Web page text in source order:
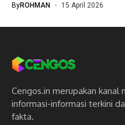
ByROHMAN 15 April 2026
Cengos.in merupakan kanal
informasi-informasi terkini
fakta.